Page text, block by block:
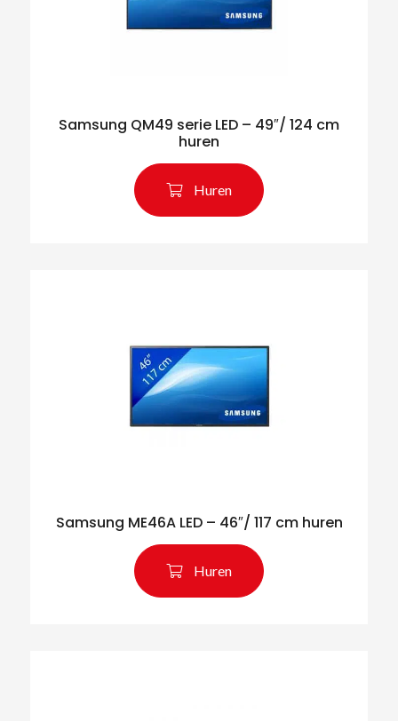
Samsung QM49 serie LED – 49″/ 124 cm
huren
Huren
Samsung ME46A LED – 46″/ 117 cm huren
Huren